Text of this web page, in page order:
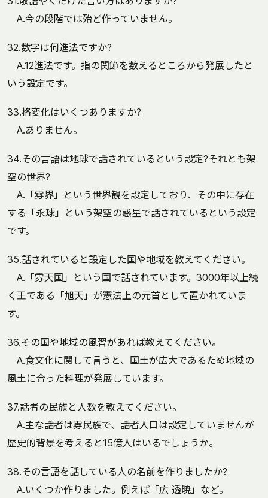
A.今の段階では殆ど作っていません。
32.数字は何進法ですか?
A.12進法です。指の関節を数えるところから発展したと
いう設定です。
33.格変化はいくつありますか?
A.ありません。
34.その言語は地球で話されているという設定?それとも架
空の世界?
A.「雰界」という世界観を設定しており、その中に存在
する「永球」という架空の惑星で話されているという設定
です。
35.話されていると設定した国や地域を教えてください。
A.「雰天国」という国で話されています。3000年以上続
く王である「旭天」が憲法上の元首として置かれていま
す。
36.その国や地域の風習があれば教えてください。
A.食文化に関して言うと、国土が広大であるため地域の
風土に合った料理が発展しています。
37.話者の民族と人数を教えてください。
A.主な話者は雰民族で、話者人口は設定していませんが
歴史的背景を考えると15億人はいるでしょうか。
38.その言語を話している人の名前を作りましたか?
A.いくつか作りました。例えば「広 透暁」など。